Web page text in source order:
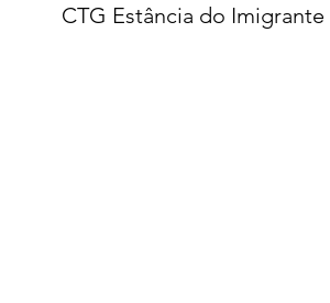
CTG Estância do Imigrante